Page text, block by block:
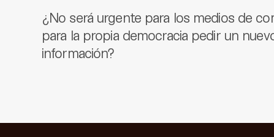
¿No será urgente para los medios de
para la propia democracia pedir un
información?